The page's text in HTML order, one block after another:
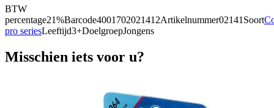
BTW
percentage21%Barcode4001702021412Artikelnummer02141Soort
pro seriesLeeftijd3+DoelgroepJongens
Misschien iets voor u?